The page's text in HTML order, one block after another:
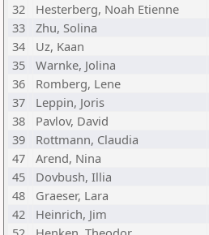
32
Hesterberg, Noah Etienne
33
Zhu, Solina
34
Uz, Kaan
35
Warnke, Jolina
36
Romberg, Lene
37
Leppin, Joris
38
Pavlov, David
39
Rottmann, Claudia
47
Arend, Nina
45
Dovbush, Illia
48
Graeser, Lara
42
Heinrich, Jim